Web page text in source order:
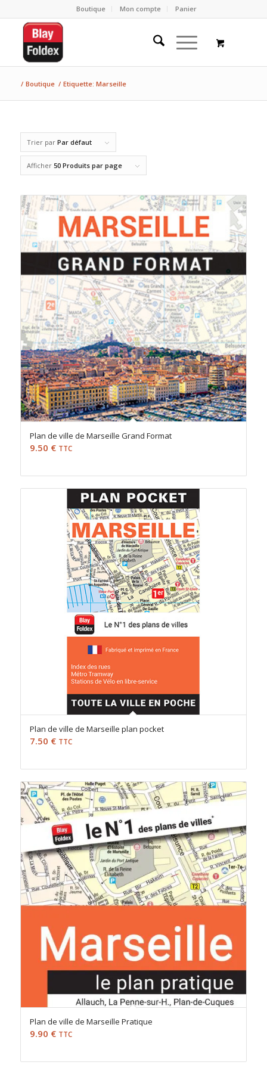
Boutique Mon compte Panier
/ Boutique / Etiquette: Marseille
Trier par Par défaut
Afficher 50 Produits par page
Plan de ville de Marseille Grand Format
9.50 € TTC
Plan de ville de Marseille plan pocket
7.50 € TTC
Plan de ville de Marseille Pratique
9.90 € TTC